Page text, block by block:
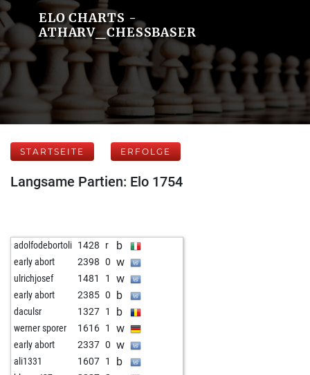
ELO CHARTS -
ATHARV_CHESSBASER
STARTSEITE ERFOLGE
Langsame Partien: Elo 1754
adolfodebortoli 1428 r b
early abort 2398 0 w
ulrichjosef 1481 1 w
early abort 2385 0 b
daculsr 1327 1 b
werner sporer 1616 1 w
early abort 2337 0 w
ali1331 1607 1 b